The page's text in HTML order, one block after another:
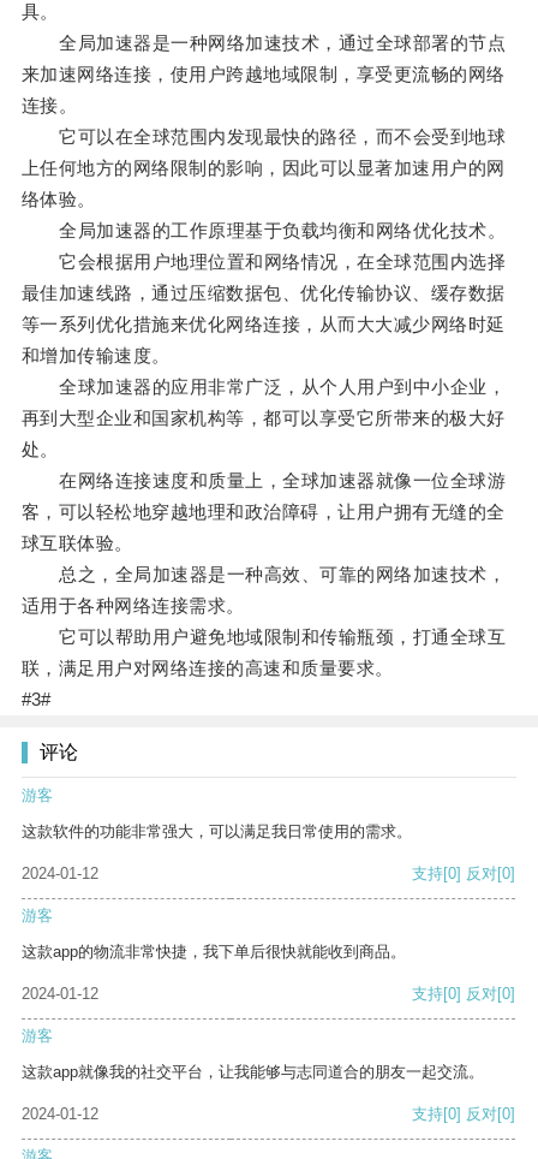
具。
全局加速器是一种网络加速技术，通过全球部署的节点
来加速网络连接，使用户跨越地域限制，享受更流畅的网络
连接。
它可以在全球范围内发现最快的路径，而不会受到地球
上任何地方的网络限制的影响，因此可以显著加速用户的网
络体验。
全局加速器的工作原理基于负载均衡和网络优化技术。
它会根据用户地理位置和网络情况，在全球范围内选择
最佳加速线路，通过压缩数据包、优化传输协议、缓存数据
等一系列优化措施来优化网络连接，从而大大减少网络时延
和增加传输速度。
全球加速器的应用非常广泛，从个人用户到中小企业，
再到大型企业和国家机构等，都可以享受它所带来的极大好
处。
在网络连接速度和质量上，全球加速器就像一位全球游
客，可以轻松地穿越地理和政治障碍，让用户拥有无缝的全
球互联体验。
总之，全局加速器是一种高效、可靠的网络加速技术，
适用于各种网络连接需求。
它可以帮助用户避免地域限制和传输瓶颈，打通全球互
联，满足用户对网络连接的高速和质量要求。
#3#
评论
游客
这款软件的功能非常强大，可以满足我日常使用的需求。
2024-01-12 支持[0] 反对[0]
游客
这款app的物流非常快捷，我下单后很快就能收到商品。
2024-01-12 支持[0] 反对[0]
游客
这款app就像我的社交平台，让我能够与志同道合的朋友一起交流。
2024-01-12 支持[0] 反对[0]